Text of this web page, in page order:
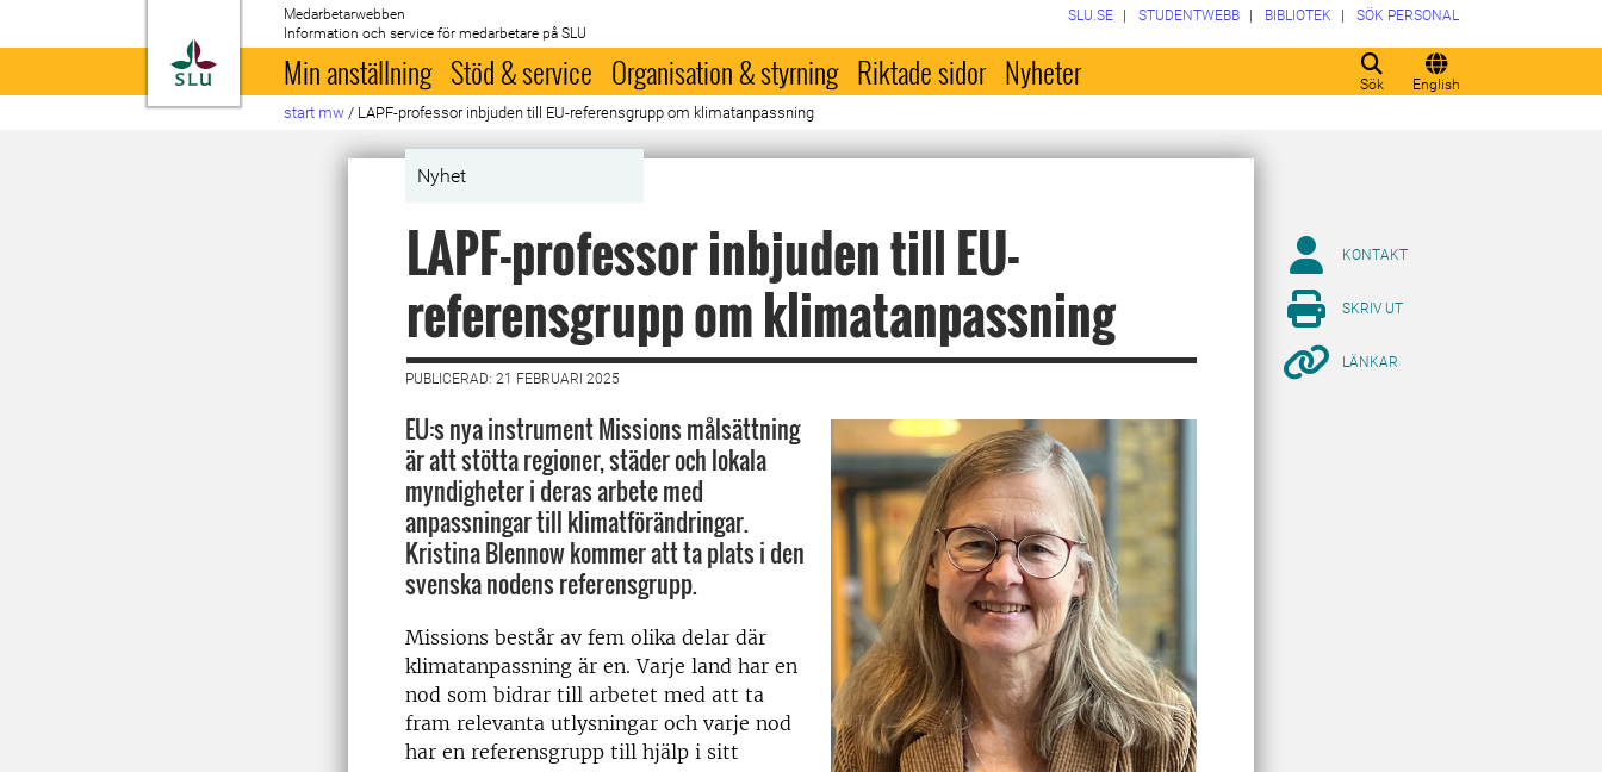
Till startsida
Medarbetarwebben
Information och service för medarbetare på SLU
Sök English
SLU.SE STUDENTWEBB BIBLIOTEK SÖK PERSONAL
Min anställning Stöd & service Organisation & styrning Riktade sidor Nyheter
start mw / LAPF-professor inbjuden till EU-referensgrupp om klimatanpassning
Nyhet
LAPF-professor inbjuden till EU-
referensgrupp om klimatanpassning
PUBLICERAD: 21 FEBRUARI 2025
EU:s nya instrument Missions målsättning
är att stötta regioner, städer och lokala
myndigheter i deras arbete med
anpassningar till klimatförändringar.
Kristina Blennow kommer att ta plats i den
svenska nodens referensgrupp.
Missions består av fem olika delar där
klimatanpassning är en. Varje land har en
nod som bidrar till arbetet med att ta
fram relevanta utlysningar och varje nod
har en referensgrupp till hjälp i sitt
KONTAKT
SKRIV UT
LÄNKAR